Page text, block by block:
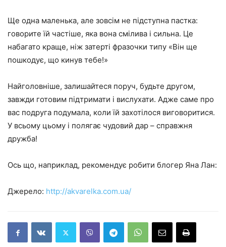
Ще одна маленька, але зовсім не підступна пастка:
говорите їй частіше, яка вона смілива і сильна. Це
набагато краще, ніж затерті фразочки типу «Він ще
пошкодує, що кинув тебе!»
Найголовніше, залишайтеся поруч, будьте другом,
завжди готовим підтримати і вислухати. Адже саме про
вас подруга подумала, коли їй захотілося виговоритися.
У всьому цьому і полягає чудовий дар – справжня
дружба!
Ось що, наприклад, рекомендує робити блогер Яна Лан:
Джерело: http://akvarelka.com.ua/